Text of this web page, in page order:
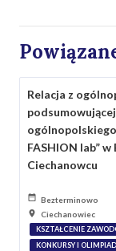
Relacja z
FASHION lab”
Ciechanowcu
Bezterminowo
Ciechanowiec
KSZTAŁCENIE
KONKURSY I